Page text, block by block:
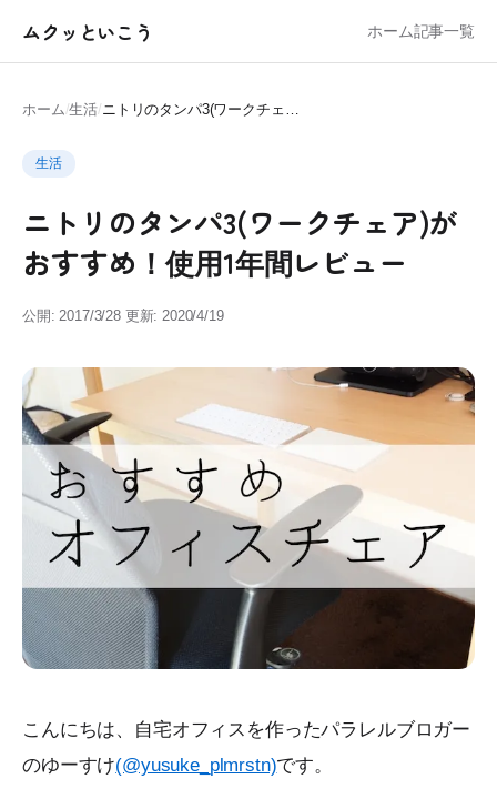
ムクッといこう ホーム記事一覧
ホーム/生活/ ニトリのタンパ3(ワークチェア)がおすすめ！使用1年間レビュー
生活
ニトリのタンパ3(ワークチェア)が
おすすめ！使用1年間レビュー
公開: 2017/3/28 更新: 2020/4/19
こんにちは、自宅オフィスを作ったパラレルブロガー
のゆーすけ(@yusuke_plmrstn)です。